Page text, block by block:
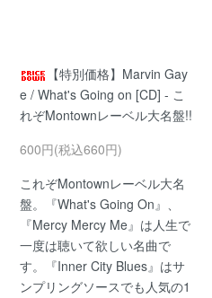
【特別価格】Marvin Gay
e / What's Going on [CD] - こ
れぞMontownレーベル大名盤!!
600円(税込660円)
これぞMontownレーベル大名
盤。『What's Going On』、
『Mercy Mercy Me』は人生で
一度は聴いて欲しい名曲で
す。『Inner City Blues』はサ
ンプリングソースでも人気の1